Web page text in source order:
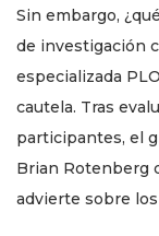
Sin embargo,
de investigación
especializada
cautela. Tras
participantes, el
Brian Rotenberg
advierte sobre